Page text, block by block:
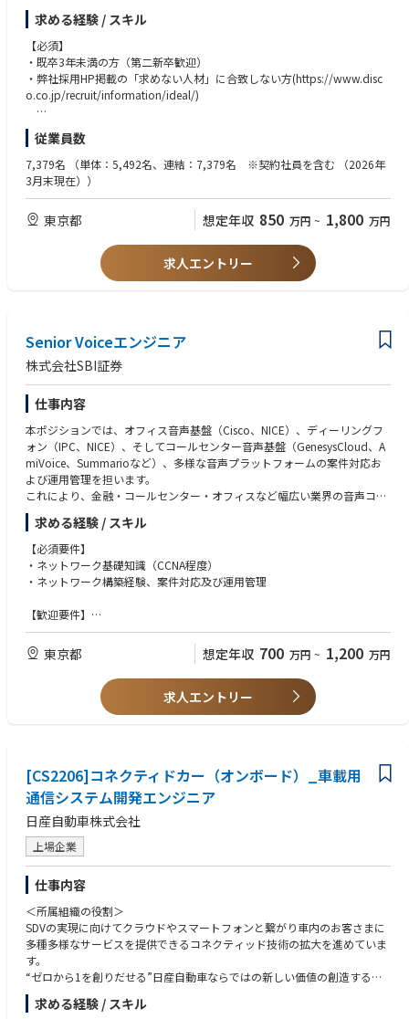
詳細は個人ごとに異なるため内定後ご説明いたします。
・業務命令に基づき出社（出張）が発生する場合がございます。
※最低出社日の指定はありませんが、業務状況に応じて出社が命ぜられ
る頻度が変わる
可能性有
・リモートワーク手当有：
200 円 × 「自宅」でのリモートワーク実施日数 (3H 以上）
■現状の組織の運営形態（参考）
・配属先組織の平均残業時間 ／ 20H/月
たPoCや設計のプロジェクトマネジメント支援（2028年4月以降運用開始
予定）。データマネジメント・ガバナンススキームの検討支援。データ利
活用を推進する施策の検討支援。
6. インフラソリューショングループ
ICT戦略に基づき、全社インフラの企画・導入・保守運用を一貫して管
ムやIoTネットワークの整備。自社インフラ基盤への移行と環境整備支援
（2026年3月までに専用仮想サーバ基盤の導入完了予定）。クラウドシフ
トに向けた対策検討および環境構築支援。M365テナントや認証基盤、OA
環境の分割拡大に向けた検討支援。
【アプリケーション大学とは？】
入社後、まず配属されるのは「アプリケーション大学（AP大）」という部
署。
ここでは「自分は何に興味があるのか」「どんな仕事に向いているか」を
見極めるために、複数の部署で実際の業務を経験します。
例えば、興味のある部署に自らアポを取り、業務を請け負い、実際にチー
ムの一員として働いてみる。
文系・理系を問わず、専攻や前職に関係なく様々な業務に挑戦できるた
め、文系出身からエンジニアを目指す社員も多数います。
【AP大の流れ】
・AP大 在籍期間：平均1年半～2年（最長4年）
・部署選びと並行して、当社の事業ドメインである「高度なKiru・Kezur
・定められた卒業要件をクリアし、卒業宣言を行うことで、部署から正式
・半導体製造装置の研究開発（メカ、エレキ、ソフト、光学系）
・精密加工ツールや機能性消耗品の研究開発（化学、材料系）
・加工プロセスの研究開発
・国内/海外営業
・総務/人事/経理等のバックオフィス系
※生産管理や製造等の工場系職種を希望する場合は、広島/長野事業所へ
の応募をご検討ください
【制度を支える環境】
AP大学では、有志によるプログラミング・英語・プレゼン勉強会など社内
サークル活動も活発。
成長を支えるコミュニティや、同期・先輩社員とのつながりも生まれやす
い環境です。
ディスコのキャリアは「会社に決められる」のではなく、「自分で決め
る」。
めできる環境です。
【入社日】
※一部研修は、定期採用の新入社員と合同で実施する場合があります
【想定残業時間】50h/月(全社平均)
・企業説明動画
https://youtube.com/playlist?list=PL8yfoAFltAcZrnb4BEAojAKuCk48fK
-4g&si=HTveYdT4LwnHn8EM
・第二新卒社員クロストーク
記事：https://www.disco.co.jp/recruit/people/crosstalk/cross_talk_da
ini_new.html
動画：https://www.youtube.com/watch?v=e1k3UVQ-56s
・アプリケーション大学制度について
https://www.disco.co.jp/recruit/management/system/#ap_university
求める経験 / スキル
【必須】
・既卒3年未満の方（第二新卒歓迎）
・弊社採用HP掲載の「求めない人材」に合致しない方(https://www.disc
o.co.jp/recruit/information/ideal/)
【求めない人材 (一部抜粋)】
・要領こそが全てと思っている人
・何事もゆるくやりたい人
・変化より安泰を好む人、事なかれ主義の人
く制度設計しています。
そのため、例えば「毎日定時で帰りたい」「楽して稼ぎたい」などのん
びりゆったり働きたい方には適しませんので、応募の際には十分考慮くだ
・DISCO VALUES に共感できる人
・人と良い関係を築ける人
<参考：「求める人材」と「求めない人材」>
ディスコはあえて「求めない人材」像を明らかにしています。
それは就職を希望される方が前もって、ご自身の適性や能力と当社の社員
像をより分かり易く照らし合わせることができると考えているからです。
ディスコは多様な方々に門戸を開いていますが、これらの人材像が応募に
あたっての判断基準となり、少しでもお互いのミスマッチの回避につなが
ると期待しています。
社員と社員、社員とディスコ、より良い関係でお互い成長を目指していき
たいからこそ、二つの人材像をセットでお伝えしています。
従業員数
7,379名
（単体：5,492名、連結：7,379名 ※契約社員を含む （2026年
3月末現在））
東京都 想定年収 850 万円 ~ 1,800 万円
求人エントリー
Senior Voiceエンジニア
株式会社SBI証券
仕事内容
本ポジションでは、オフィス音声基盤（Cisco、NICE）、ディーリングフ
ォン（IPC、NICE）、そしてコールセンター音声基盤（GenesysCloud、A
miVoice、Summarioなど）、多様な音声プラットフォームの案件対応お
よび運用管理を担います。
これにより、金融・コールセンター・オフィスなど幅広い業界の音声コミ
ュニケーションを支える重要な役割を果たすことができます。
■業務
下記各電話基盤において、案件及び運用管理対応
- オフィス音声基盤 Cisco、NICE
- コールセンター音声基盤 GensysCloud、AmiVoice、Summario 他
求める経験 / スキル
【必須要件】
・ネットワーク基礎知識（CCNA程度）
・ネットワーク構築経験、案件対応及び運用管理
【歓迎要件】
・音声基盤関連知識、経験
・ネットワーク構築経験、案件対応及び運用管理
東京都 想定年収 700 万円 ~ 1,200 万円
求人エントリー
[CS2206]コネクティドカー（オンボード）_車載用
通信システム開発エンジニア
日産自動車株式会社
上場企業
仕事内容
＜所属組織の役割＞
SDVの実現に向けてクラウドやスマートフォンと繋がり車内のお客さまに
多種多様なサービスを提供できるコネクティッド技術の拡大を進めていま
す。
“ゼロから1を創りだせる”日産自動車ならではの新しい価値の創造するこ
とに挑戦でき、かつ個人としても成長し将来的にスペシャリストやマネー
ジャーに進むことが期待できるポジションです。
求める経験 / スキル